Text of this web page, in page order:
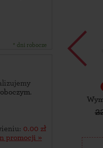
* dni robocze
.
0.00 zł
promocji »